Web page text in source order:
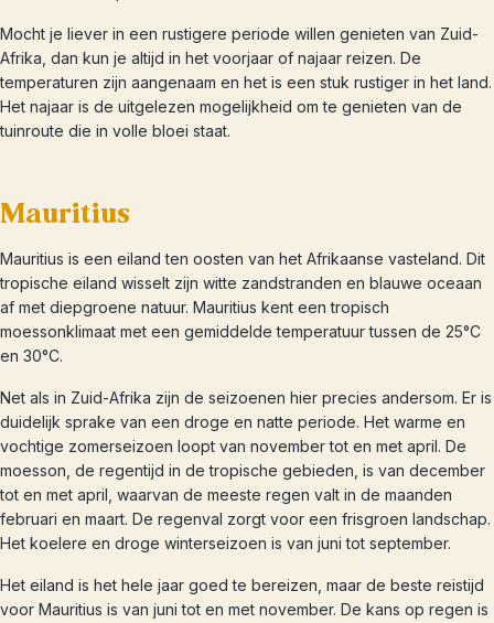
Mocht je liever in een rustigere periode willen genieten van Zuid-
Afrika, dan kun je altijd in het voorjaar of najaar reizen. De
temperaturen zijn aangenaam en het is een stuk rustiger in het land.
Het najaar is de uitgelezen mogelijkheid om te genieten van de
tuinroute die in volle bloei staat.
Mauritius
Mauritius is een eiland ten oosten van het Afrikaanse vasteland. Dit
tropische eiland wisselt zijn witte zandstranden en blauwe oceaan
af met diepgroene natuur. Mauritius kent een tropisch
moessonklimaat met een gemiddelde temperatuur tussen de 25°C
en 30°C.
Net als in Zuid-Afrika zijn de seizoenen hier precies andersom. Er is
duidelijk sprake van een droge en natte periode. Het warme en
vochtige zomerseizoen loopt van november tot en met april. De
moesson, de regentijd in de tropische gebieden, is van december
tot en met april, waarvan de meeste regen valt in de maanden
februari en maart. De regenval zorgt voor een frisgroen landschap.
Het koelere en droge winterseizoen is van juni tot september.
Het eiland is het hele jaar goed te bereizen, maar de beste reistijd
voor Mauritius is van juni tot en met november. De kans op regen is